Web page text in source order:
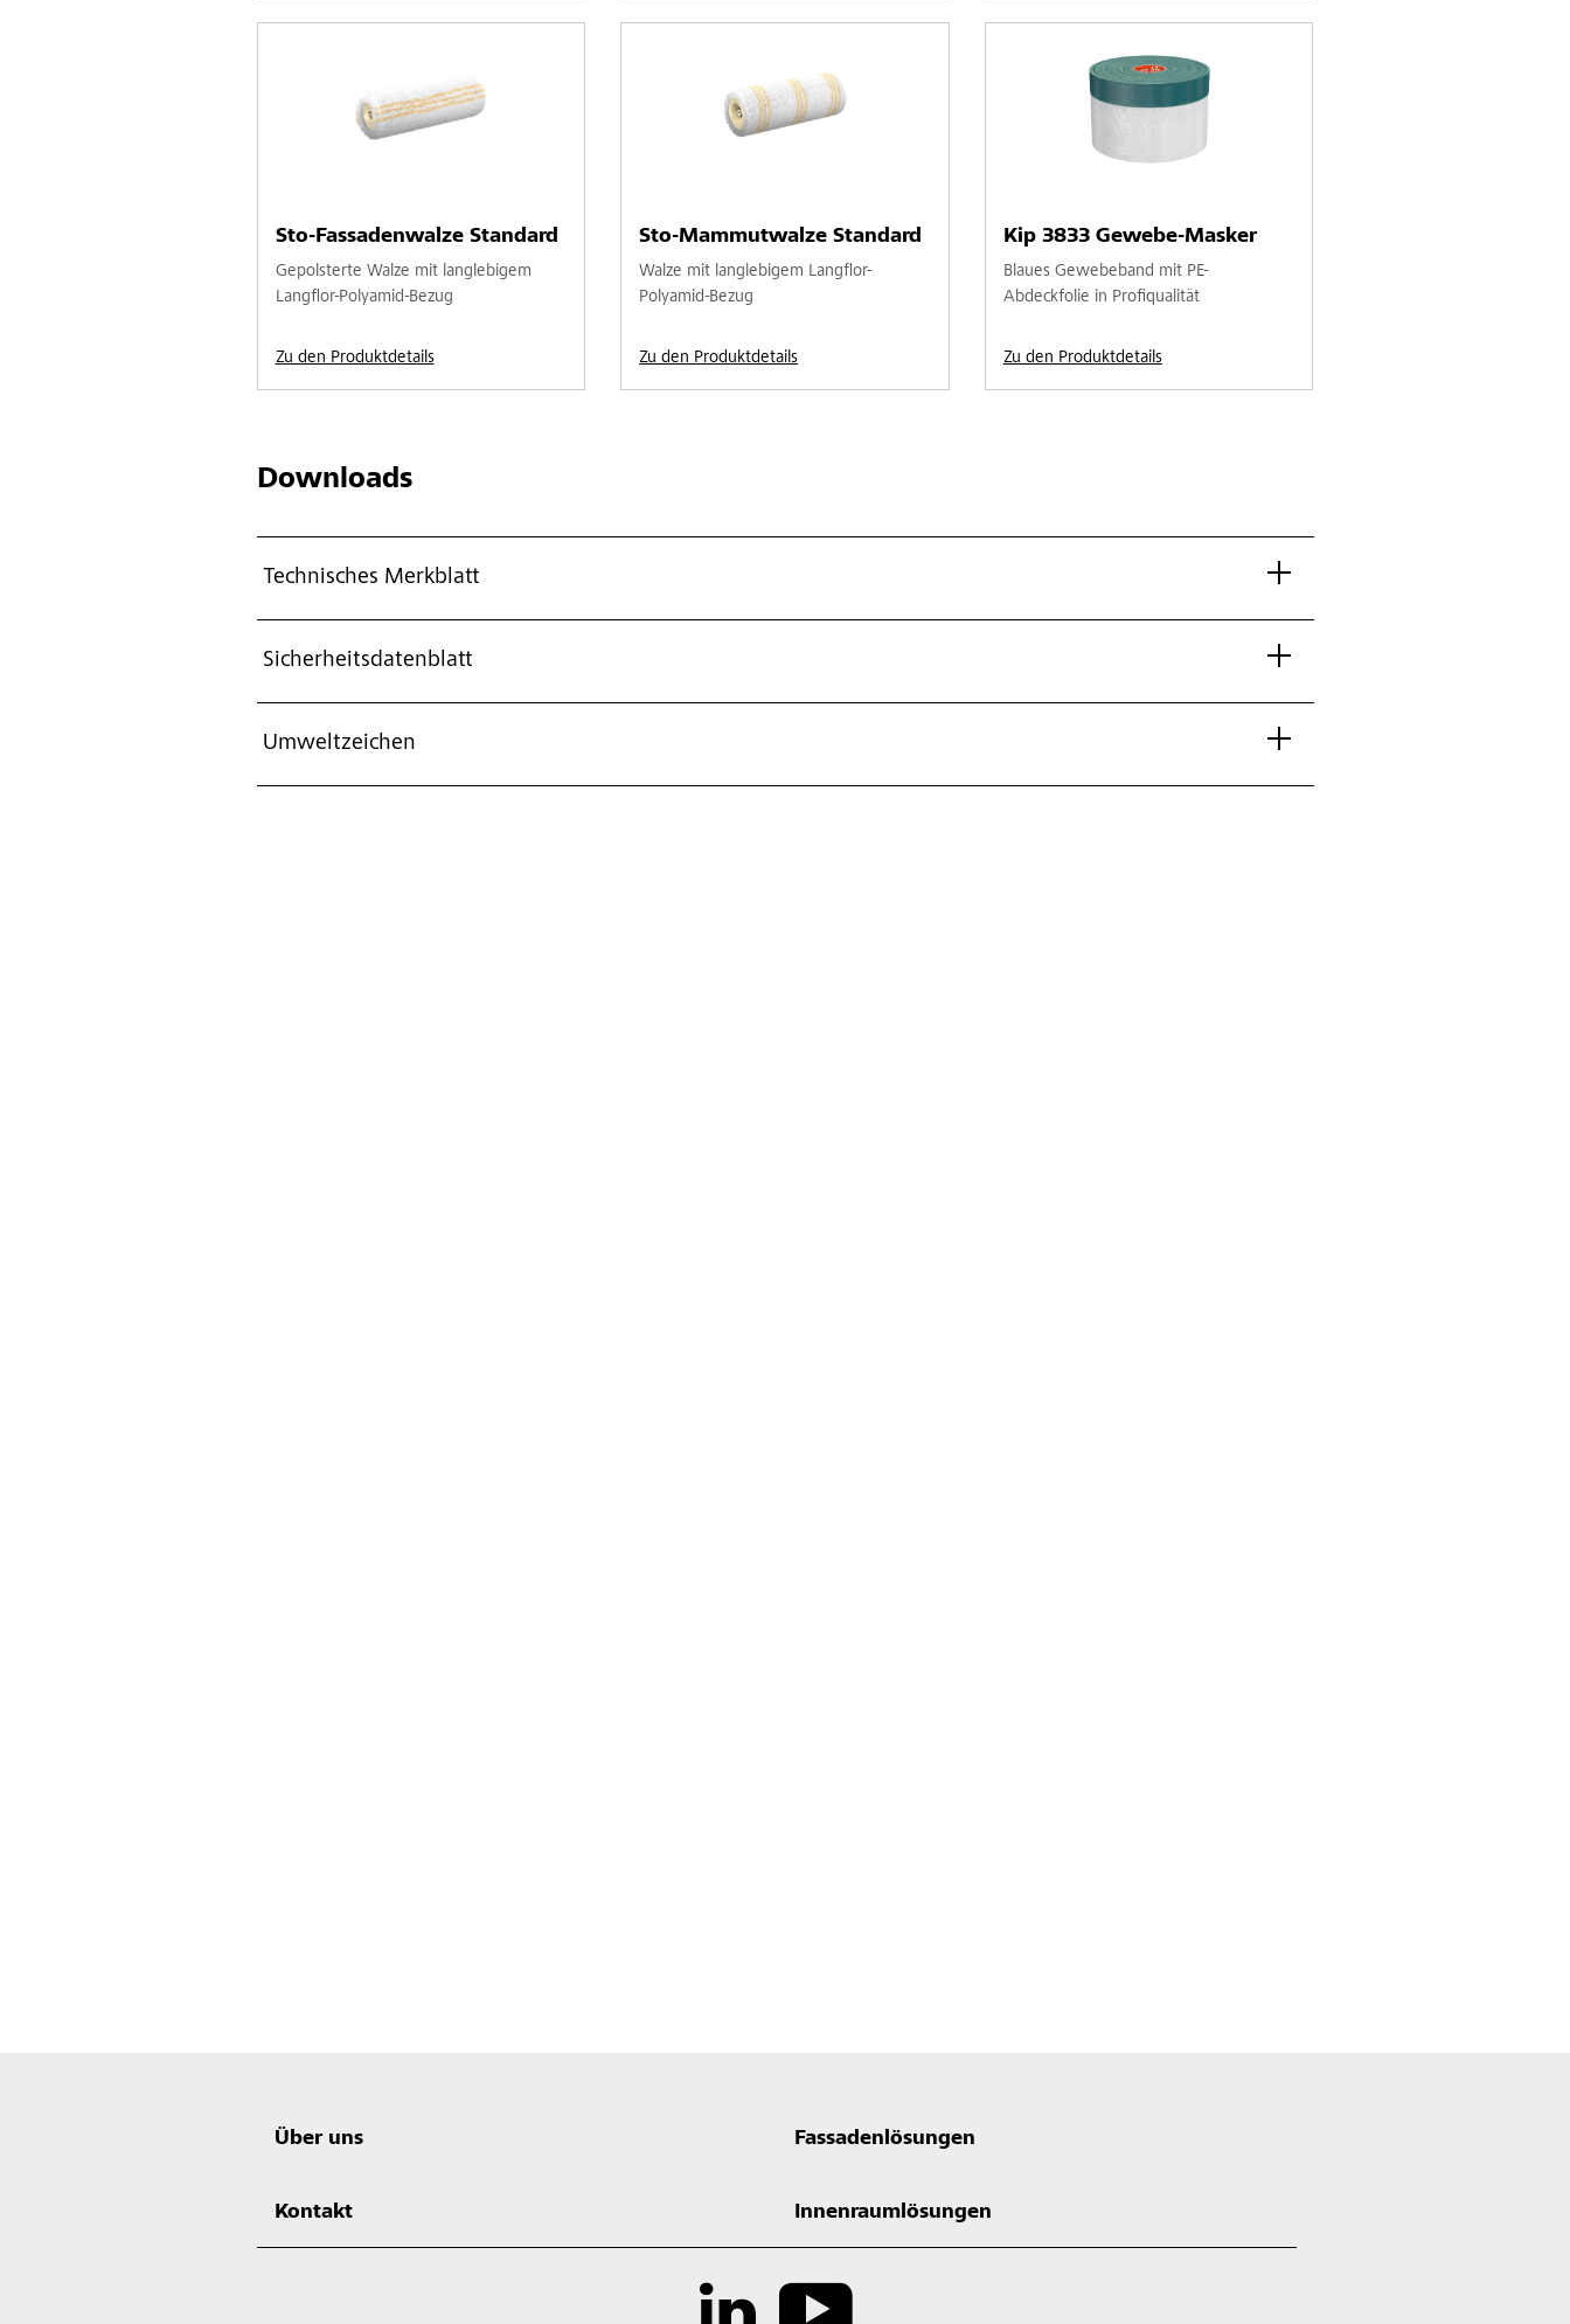
Sto-Fassadenwalze Standard
Gepolsterte Walze mit langlebigem
Langflor-Polyamid-Bezug
Zu den Produktdetails
Sto-Mammutwalze Standard
Walze mit langlebigem Langflor-
Polyamid-Bezug
Zu den Produktdetails
Kip 3833 Gewebe-Masker
Blaues Gewebeband mit PE-
Abdeckfolie in Profiqualität
Zu den Produktdetails
Downloads
Technisches Merkblatt
Sicherheitsdatenblatt
Umweltzeichen
Über uns Fassadenlösungen
Kontakt Innenraumlösungen